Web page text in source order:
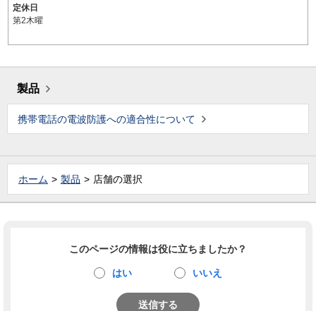
定休日
第2木曜
製品
携帯電話の電波防護への適合性について
ホーム 製品 店舗の選択
このページの情報は役に立ちましたか？
はい いいえ
送信する